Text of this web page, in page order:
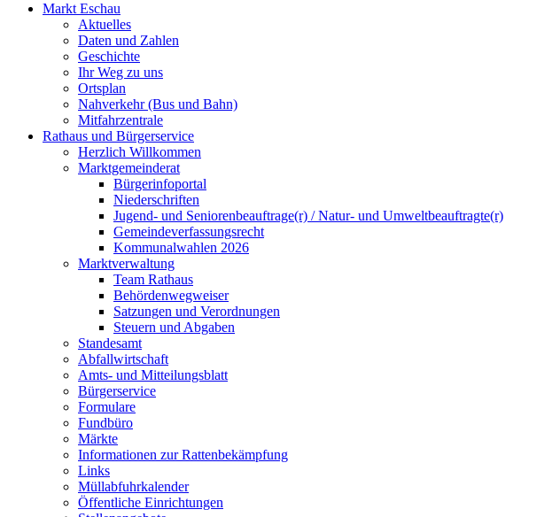
Markt Eschau
Aktuelles
Daten und Zahlen
Geschichte
Ihr Weg zu uns
Ortsplan
Nahverkehr (Bus und Bahn)
Mitfahrzentrale
Rathaus und Bürgerservice
Herzlich Willkommen
Marktgemeinderat
Bürgerinfoportal
Niederschriften
Jugend- und Seniorenbeauftrage(r) / Natur- und Umweltbeauftragte(r)
Gemeindeverfassungsrecht
Kommunalwahlen 2026
Marktverwaltung
Team Rathaus
Behördenwegweiser
Satzungen und Verordnungen
Steuern und Abgaben
Standesamt
Abfallwirtschaft
Amts- und Mitteilungsblatt
Bürgerservice
Formulare
Fundbüro
Märkte
Informationen zur Rattenbekämpfung
Links
Müllabfuhrkalender
Öffentliche Einrichtungen